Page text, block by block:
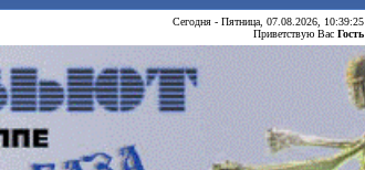
Сегодня - Пятница, 07.08.2026,
10:39:25
Приветствую Вас Гость